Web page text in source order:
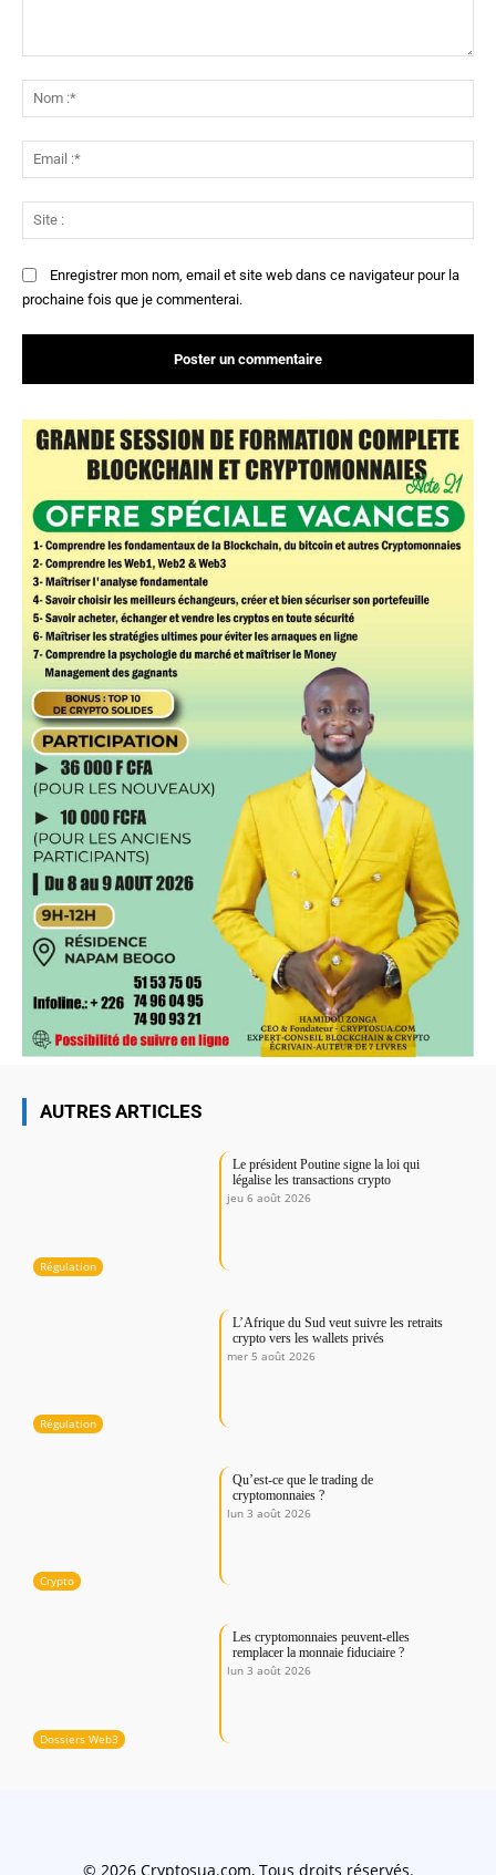
Enregistrer mon nom, email et site web dans ce navigateur pour la
prochaine fois que je commenterai.
AUTRES ARTICLES
Régulation
Le président Poutine signe la loi qui
légalise les transactions crypto
jeu 6 août 2026
Régulation
L’Afrique du Sud veut suivre les retraits
crypto vers les wallets privés
mer 5 août 2026
Crypto
Qu’est-ce que le trading de
cryptomonnaies ?
lun 3 août 2026
Dossiers Web3
Les cryptomonnaies peuvent-elles
remplacer la monnaie fiduciaire ?
lun 3 août 2026
© 2026 Cryptosua.com, Tous droits réservés.